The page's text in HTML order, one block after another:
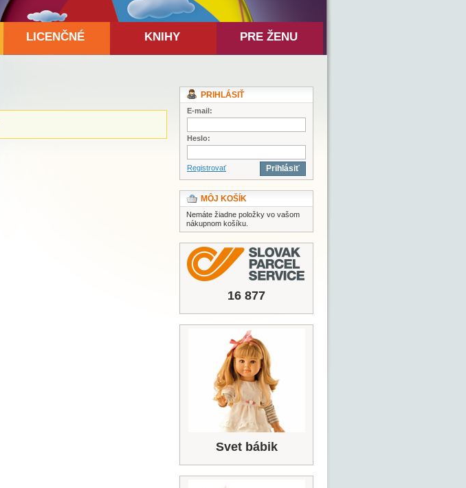
LICENČNÉ KNIHY PRE ŽENU
PRIHLÁSIŤ
E-mail:
Heslo:
Registrovať Prihlásiť
MÔJ KOŠÍK
Nemáte žiadne položky vo vašom
nákupnom košíku.
16 877
Svet bábik